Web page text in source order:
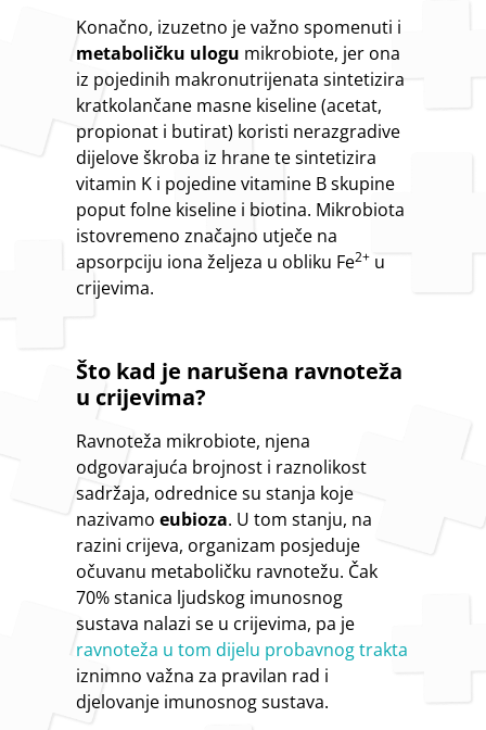
Konačno, izuzetno je važno spomenuti i
metaboličku ulogu mikrobiote, jer ona
iz pojedinih makronutrijenata sintetizira
kratkolančane masne kiseline (acetat,
propionat i butirat) koristi nerazgradive
dijelove škroba iz hrane te sintetizira
vitamin K i pojedine vitamine B skupine
poput folne kiseline i biotina. Mikrobiota
istovremeno značajno utječe na
apsorpciju iona željeza u obliku Fe2+ u
crijevima.
Što kad je narušena ravnoteža
u crijevima?
Ravnoteža mikrobiote, njena
odgovarajuća brojnost i raznolikost
sadržaja, odrednice su stanja koje
nazivamoeubioza. U tom stanju, na
razini crijeva, organizam posjeduje
očuvanu metaboličku ravnotežu. Čak
70% stanica ljudskog imunosnog
sustava nalazi se u crijevima, pa je
ravnoteža u tom dijelu probavnog trakta
iznimno važna za pravilan rad i
djelovanje imunosnog sustava.